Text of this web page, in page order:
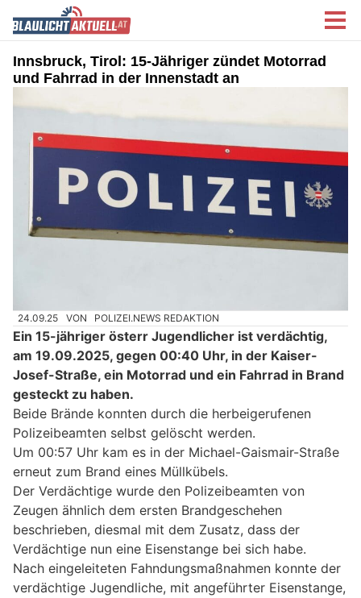
Innsbruck, Tirol: 15-Jähriger zündet Motorrad
und Fahrrad in der Innenstadt an
24.09.25 VON POLIZEI.NEWS REDAKTION
Ein 15-jähriger österr Jugendlicher ist verdächtig,
am 19.09.2025, gegen 00:40 Uhr, in der Kaiser-
Josef-Straße, ein Motorrad und ein Fahrrad in Brand
gesteckt zu haben.
Beide Brände konnten durch die herbeigerufenen
Polizeibeamten selbst gelöscht werden.
Um 00:57 Uhr kam es in der Michael-Gaismair-Straße
erneut zum Brand eines Müllkübels.
Der Verdächtige wurde den Polizeibeamten von
Zeugen ähnlich dem ersten Brandgeschehen
beschrieben, diesmal mit dem Zusatz, dass der
Verdächtige nun eine Eisenstange bei sich habe.
Nach eingeleiteten Fahndungsmaßnahmen konnte der
verdächtige Jugendliche, mit angeführter Eisenstange,